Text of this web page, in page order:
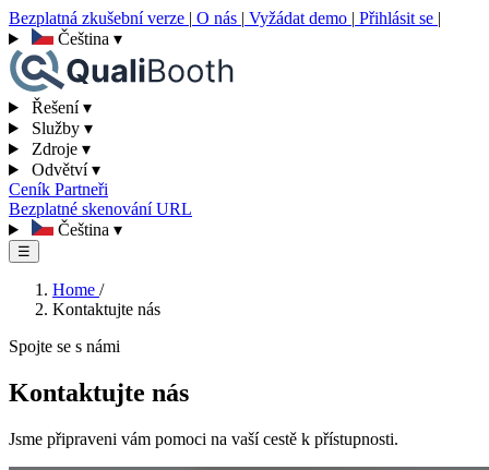
Bezplatná zkušební verze | O nás | Vyžádat demo | Přihlásit se |
Čeština ▾
Řešení▾
Služby ▾
Zdroje ▾
Odvětví▾
Ceník Partneři
Bezplatné skenování URL
Čeština ▾
☰
Home /
Kontaktujte nás
Spojte se s námi
Kontaktujte nás
Jsme připraveni vám pomoci na vaší cestě k přístupnosti.